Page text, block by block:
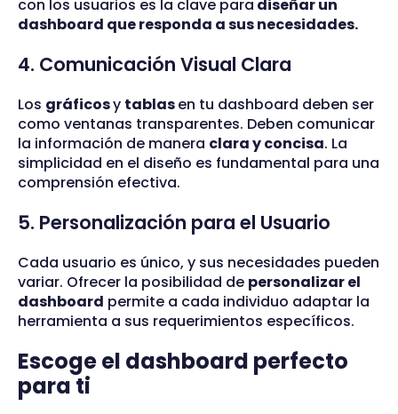
con los usuarios es la clave para diseñar un
dashboard que responda a sus necesidades.
4. Comunicación Visual Clara
Los gráficosy tablasen tu dashboard deben ser
como ventanas transparentes. Deben comunicar
la información de manera clara y concisa. La
simplicidad en el diseño es fundamental para una
comprensión efectiva.
5. Personalización para el Usuario
Cada usuario es único, y sus necesidades pueden
variar. Ofrecer la posibilidad de personalizar el
dashboard permite a cada individuo adaptar la
herramienta a sus requerimientos específicos.
Escoge el dashboard perfecto
para ti